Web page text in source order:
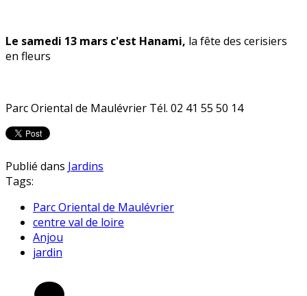
Le samedi 13 mars c'est Hanami, la fête des cerisiers
en fleurs
Parc Oriental de Maulévrier Tél. 02 41 55 50 14
Publié dans Jardins
Tags:
Parc Oriental de Maulévrier
centre val de loire
Anjou
jardin